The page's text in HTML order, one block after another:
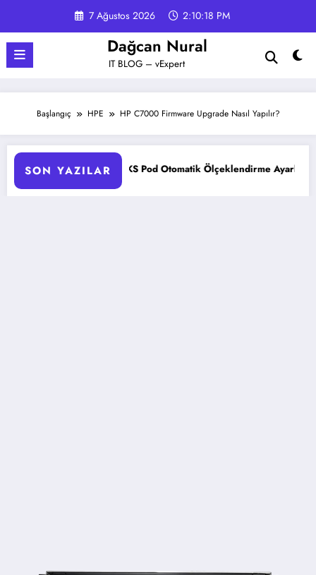
7 Ağustos 2026 2:10:19 PM
Dağcan Nural
IT BLOG – vExpert
Başlangıç HPE HP C7000 Firmware Upgrade Nasıl Yapılır?
SON YAZILAR
AKS Pod Otomatik Ölçeklendirme Ayarları Rehberi